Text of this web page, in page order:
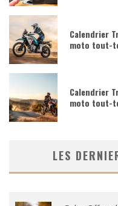
Calendrier
moto tout-
Calendrier
moto tout-
LES